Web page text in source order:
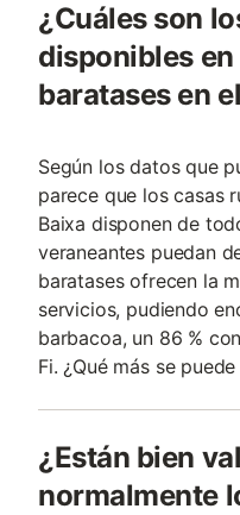
¿Cuáles son
disponibles
baratases en
Según los datos que
parece que los casas
Baixa disponen de
veraneantes puedan
baratases ofrecen la
servicios, pudiendo
barbacoa, un 86 %
Fi. ¿Qué más se
¿Están bien
normalmente